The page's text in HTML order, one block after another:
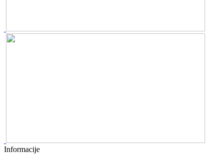
Informacije